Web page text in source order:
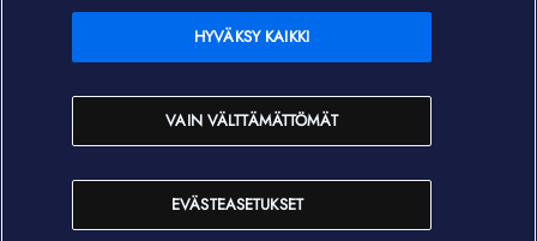
Elisa Oyj
In English
EVÄSTEASETUKSET
VAIN VÄLTTÄMÄTTÖMÄT
HYVÄKSY KAIKKI